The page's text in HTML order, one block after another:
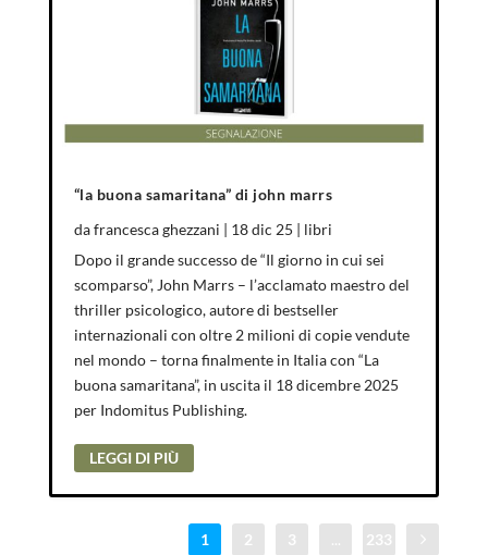
“la buona samaritana” di john marrs
dafrancesca ghezzani | 18 dic 25 | libri
Dopo il grande successo de “Il giorno in cui sei
scomparso”, John Marrs – l’acclamato maestro del
thriller psicologico, autore di bestseller
internazionali con oltre 2 milioni di copie vendute
nel mondo – torna finalmente in Italia con “La
buona samaritana”, in uscita il 18 dicembre 2025
per Indomitus Publishing.
LEGGI DI PIÙ
1 2 3 233